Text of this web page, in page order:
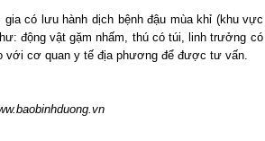
có lưu hành dịch bệnh đậu mùa khỉ (khu
động vật gặm nhấm, thú có túi, linh trưởng
với cơ quan y tế địa phương để được tư vấn.